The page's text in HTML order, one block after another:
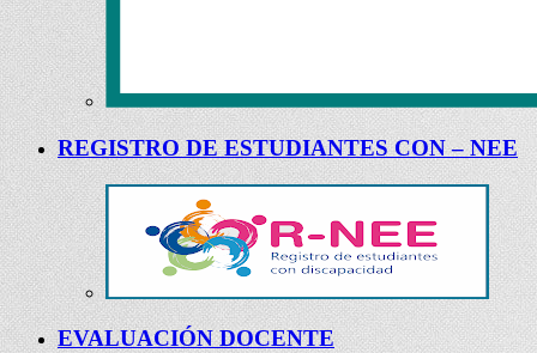
REGISTRO DE ESTUDIANTES CON – NEE
EVALUACIÓN DOCENTE